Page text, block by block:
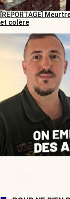
[REPORTAGE]
et colère